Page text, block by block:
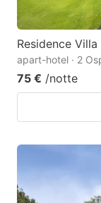
Residence Villa
apart-hotel · 2
75 € /notte